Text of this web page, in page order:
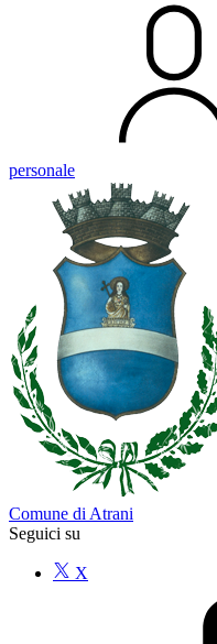
personale
Comune di Atrani
Seguici su
X